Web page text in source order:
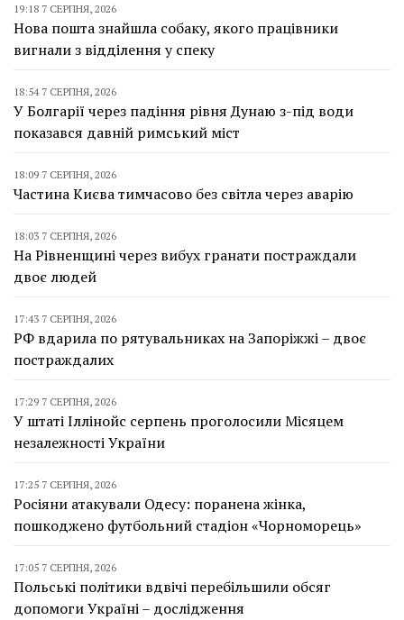
19:18 7 СЕРПНЯ, 2026
Нова пошта знайшла собаку, якого працівники
вигнали з відділення у спеку
18:54 7 СЕРПНЯ, 2026
У Болгарії через падіння рівня Дунаю з-під води
показався давній римський міст
18:09 7 СЕРПНЯ, 2026
Частина Києва тимчасово без світла через аварію
18:03 7 СЕРПНЯ, 2026
На Рівненщині через вибух гранати постраждали
двоє людей
17:43 7 СЕРПНЯ, 2026
РФ вдарила по рятувальниках на Запоріжжі – двоє
постраждалих
17:29 7 СЕРПНЯ, 2026
У штаті Іллінойс серпень проголосили Місяцем
незалежності України
17:25 7 СЕРПНЯ, 2026
Росіяни атакували Одесу: поранена жінка,
пошкоджено футбольний стадіон «Чорноморець»
17:05 7 СЕРПНЯ, 2026
Польські політики вдвічі перебільшили обсяг
допомоги Україні – дослідження